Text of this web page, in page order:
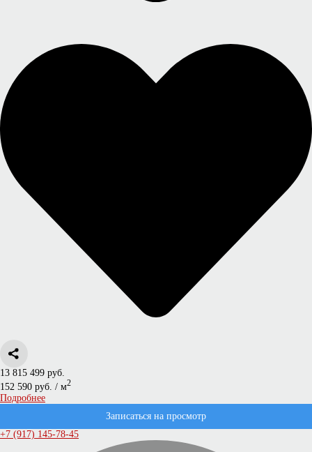
13 815 499 руб.
152 590 руб. / м2
Подробнее
Записаться на просмотр
+7 (917) 145-78-45